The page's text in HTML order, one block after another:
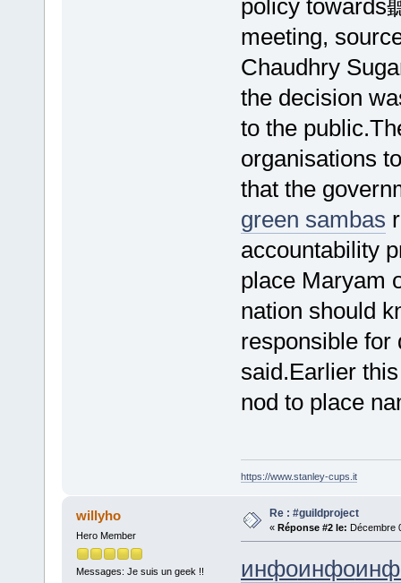
policy towards
meeting,
Chaudhry
the decision
to the
organisations
that the
green sambas
accountability
place Maryam
nation should
responsible for
said.Earlier
nod to place
https://www.stanley-cups.it
willyho
Hero Member
Messages: Je suis un geek !!
Re : #guildproject
« Réponse #2 le: Décembre
инфоинфо